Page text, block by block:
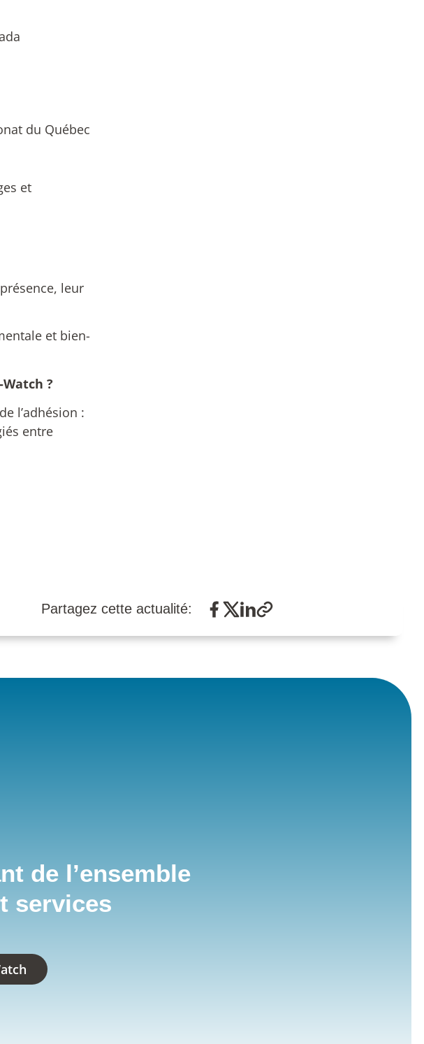
du Québec
et
leur
et bien-
?
l’adhésion :
entre
Partagez cette actualité:
de l’ensemble
services